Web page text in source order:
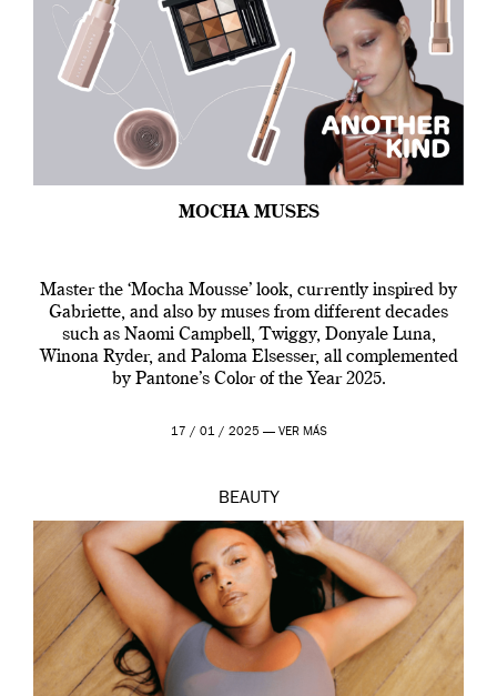
MOCHA MUSES
Master the ‘Mocha Mousse’ look, currently inspired by
Gabriette, and also by muses from different decades
such as Naomi Campbell, Twiggy, Donyale Luna,
Winona Ryder, and Paloma Elsesser, all complemented
by Pantone’s Color of the Year 2025.
17 / 01 / 2025 — VER MÁS
BEAUTY